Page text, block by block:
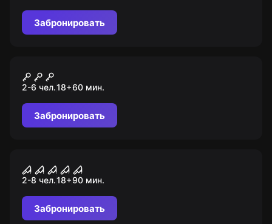
Забронировать
Кутеж в ирландском пабе
2-6 чел.18+60 мин.
Забронировать
Телеужас
2-8 чел.18+90 мин.
Забронировать